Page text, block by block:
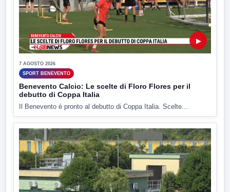
▶
7 AGOSTO 2026
SPORT BENEVENTO
Benevento Calcio: Le scelte di Floro Flores per il
debutto di Coppa Italia
Il Benevento è pronto al debutto di Coppa Italia. Scelte...